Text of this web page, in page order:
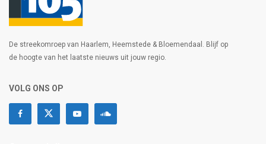
De streekomroep van Haarlem, Heemstede & Bloemendaal. Blijf op
de hoogte van het laatste nieuws uit jouw regio.
VOLG ONS OP